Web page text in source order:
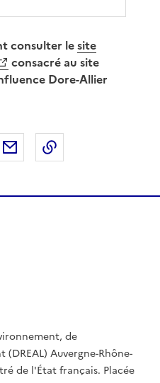
consulter lesite
consacré au site
Dore-Allier
X sur LinkedIn
Partager par email
de
Auvergne-Rhône-
de l'État français. Placée